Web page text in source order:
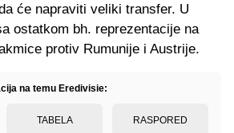
će napraviti veliki transfer. U
ostatkom bh. reprezentacije na
protiv Rumunije i Austrije.
na temu Eredivisie:
TABELA RASPORED